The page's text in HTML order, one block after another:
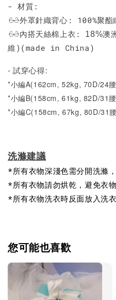
- 材質:
外罩針織背心: 100%聚
內搭天絲棉上衣:
18%澳
維)(made in China)
- 試穿心得:
*小編A(162cm, 52kg, 70D/24
*小編B(158cm, 61kg, 82D/31
*小編C(158cm, 67kg, 80D/31
洗滌建議
*所有衣物深淺色需分開洗滌，
*所有衣物請勿烘乾，避免衣物
*所有衣物洗衣時反面放入洗
您可能也喜歡